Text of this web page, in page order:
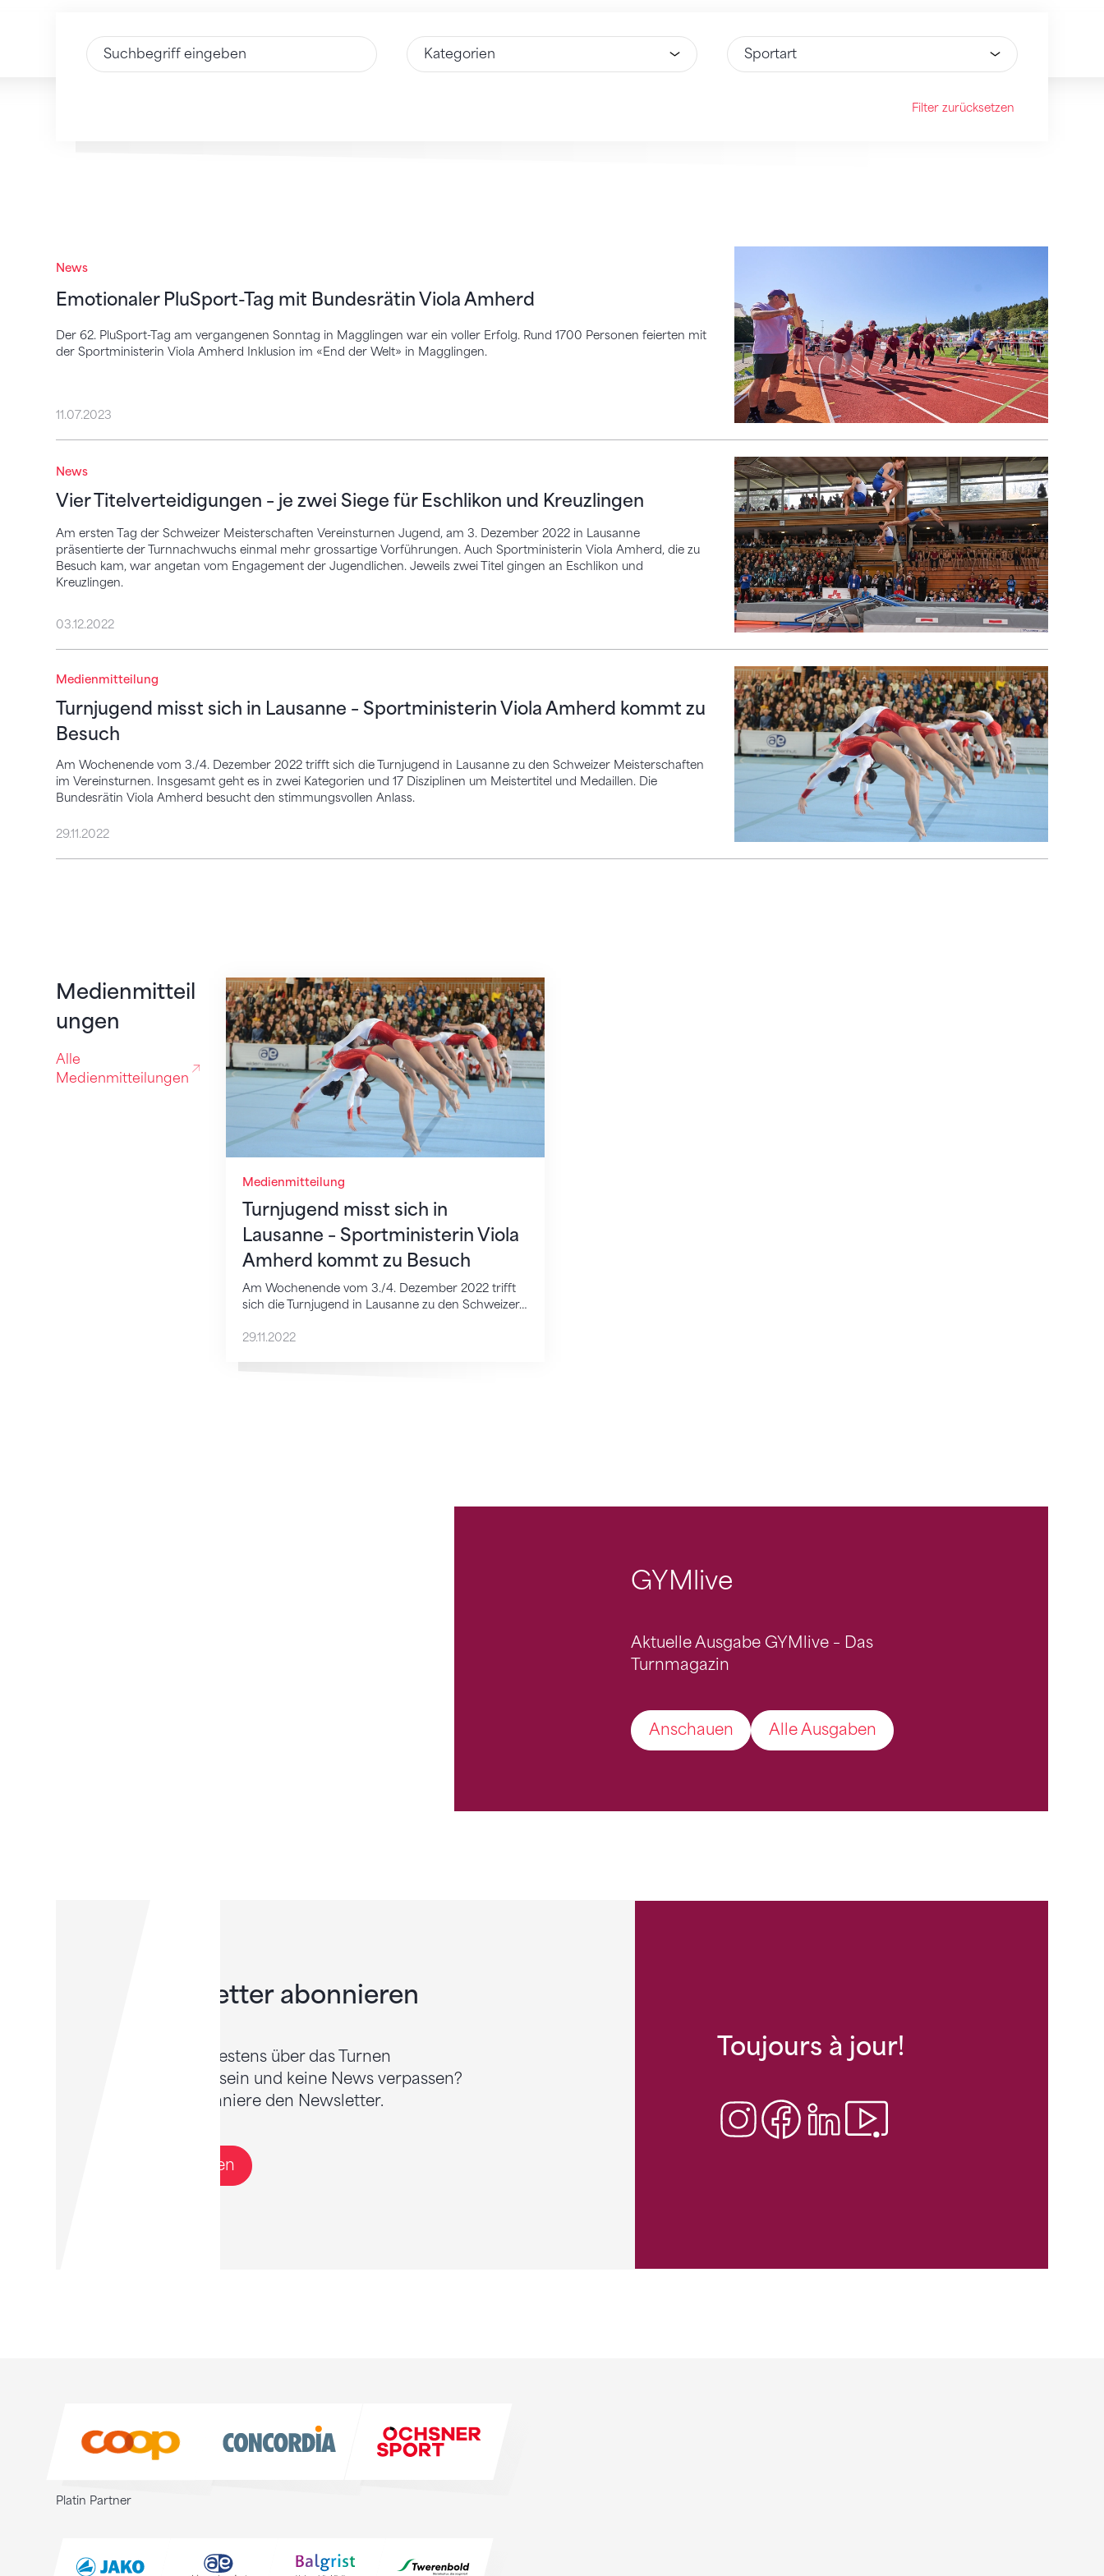
Text eingeben Wähle Option Wähle Option
Filter zurücksetzen
News
Emotionaler PluSport-Tag mit Bundesrätin Viola Amherd
Der 62. PluSport-Tag am vergangenen Sonntag in Magglingen war ein voller Erfolg. Rund 1700 Personen feierten mit
der Sportministerin Viola Amherd Inklusion im «End der Welt» in Magglingen.
11.07.2023
News
Vier Titelverteidigungen – je zwei Siege für Eschlikon und Kreuzlingen
Am ersten Tag der Schweizer Meisterschaften Vereinsturnen Jugend, am 3. Dezember 2022 in Lausanne
präsentierte der Turnnachwuchs einmal mehr grossartige Vorführungen. Auch Sportministerin Viola Amherd, die zu
Besuch kam, war angetan vom Engagement der Jugendlichen. Jeweils zwei Titel gingen an Eschlikon und
Kreuzlingen.
Vier Titelverteidigungen – je zwei Siege für Eschlikon und Kreuzlingen
03.12.2022
Medienmitteilung
Turnjugend misst sich in Lausanne – Sportministerin Viola Amherd kommt zu
Besuch
Am Wochenende vom 3./4. Dezember 2022 trifft sich die Turnjugend in Lausanne zu den Schweizer Meisterschaften
im Vereinsturnen. Insgesamt geht es in zwei Kategorien und 17 Disziplinen um Meistertitel und Medaillen. Die
Bundesrätin Viola Amherd besucht den stimmungsvollen Anlass.
Turnjugend misst sich in Lausanne – Sportministerin Viola Amherd kommt zu Besuch
29.11.2022
Medienmitteil
ungen
Alle
Medienmitteilungen
Medienmitteilung
Turnjugend misst sich in
Lausanne – Sportministerin Viola
Amherd kommt zu Besuch
Am Wochenende vom 3./4. Dezember 2022 trifft
sich die Turnjugend in Lausanne zu den Schweizer…
Turnjugend misst sich in Lausanne – Sportministerin Viola Amherd kommt zu Besuch
29.11.2022
GYMlive
Aktuelle Ausgabe GYMlive – Das
Turnmagazin
Anschauen Alle Ausgaben
Newsletter abonnieren
Willst du bestens über das Turnen
informiert sein und keine News verpassen?
Dann abonniere den Newsletter.
Anmelden
Toujours à jour!
Platin Partner